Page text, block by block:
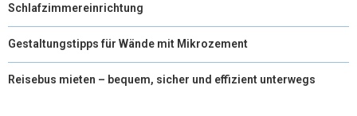
Schlafzimmereinrichtung
Gestaltungstipps für Wände mit Mikrozement
Reisebus mieten – bequem, sicher und effizient unterwegs